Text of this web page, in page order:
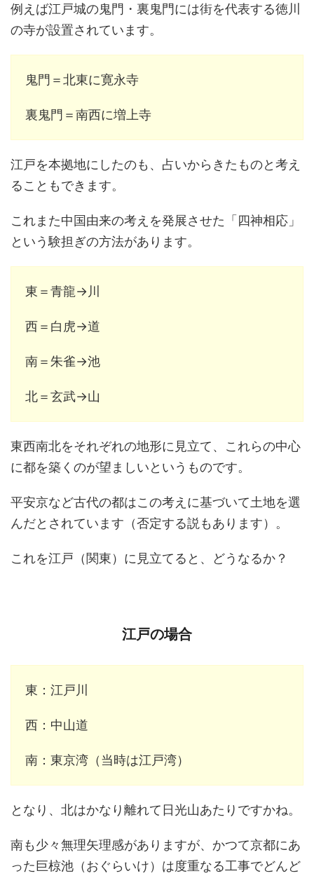
例えば江戸城の鬼門・裏鬼門には街を代表する徳川
の寺が設置されています。
鬼門＝北東に寛永寺
裏鬼門＝南西に増上寺
江戸を本拠地にしたのも、占いからきたものと考え
ることもできます。
これまた中国由来の考えを発展させた「四神相応」
という験担ぎの方法があります。
東＝青龍→川
西＝白虎→道
南＝朱雀→池
北＝玄武→山
東西南北をそれぞれの地形に見立て、これらの中心
に都を築くのが望ましいというものです。
平安京など古代の都はこの考えに基づいて土地を選
んだとされています（否定する説もあります）。
これを江戸（関東）に見立てると、どうなるか？
江戸の場合
東：江戸川
西：中山道
南：東京湾（当時は江戸湾）
となり、北はかなり離れて日光山あたりですかね。
南も少々無理矢理感がありますが、かつて京都にあ
った巨椋池（おぐらいけ）は度重なる工事でどんど